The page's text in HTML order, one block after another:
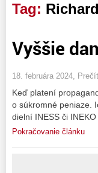
Tag:
Vyššie
18. februára 2024,
Keď platení
o súkromné peniaze.
dielní INESS či
Pokračovanie článku